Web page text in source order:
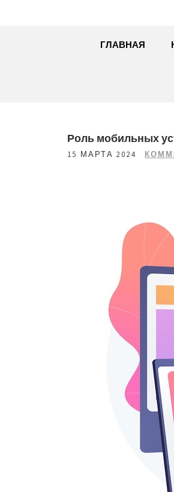
ГЛАВНАЯ
Роль мобильных
15 МАРТА 2024